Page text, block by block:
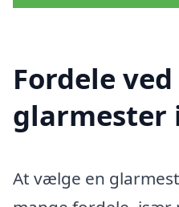
Fordele
glarmester
At vælge en